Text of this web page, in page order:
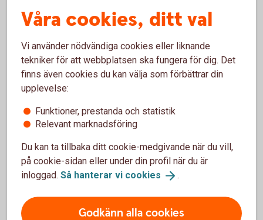
Ränteavdraget dras automatiskt
Ränteavdrag sker automatiskt i samband med att du
deklarerar och betalas ut en gång om året. Du behöver
alltså inte ansöka om ränteavdrag för att få pengar tillbaka.
tufft att behöva vänta på en eventuell skatteåterbäring. Du
kan då ansöka om skattejämkning, för att få mer pengar
månadskostnad
Våra cookies, ditt val
Vi använder nödvändiga cookies eller liknande
tekniker för att webbplatsen ska fungera för dig. Det
finns även cookies du kan välja som förbättrar din
upplevelse:
Funktioner, prestanda och statistik
Relevant marknadsföring
Du kan ta tillbaka ditt cookie-medgivande när du vill,
på cookie-sidan eller under din profil när du är
inloggad. Så hanterar vi cookies .
Godkänn alla cookies